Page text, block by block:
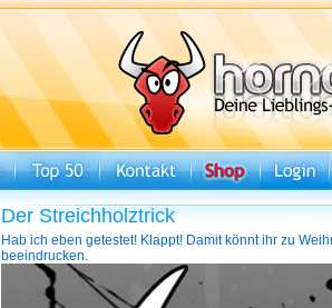
Der Streichholztrick
Hab ich eben getestet! Klappt! Damit könnt ihr zu
beeindrucken.
Video-